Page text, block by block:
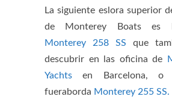
La siguiente eslora superior
de Monterey Boats es
Monterey 258 SS que
descubrir en las oficina de
Yachts en Barcelona, o
fueraborda Monterey 255 SS.